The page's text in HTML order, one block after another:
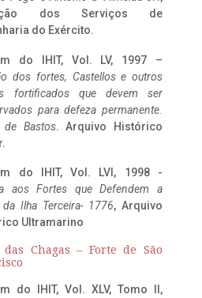
dos Serviços de
do Exército.
do IHIT, Vol. LV, 1997 –
dos fortes, Castellos e outros
fortificados que devem ser
para defeza permanente.
de Bastos. Arquivo Histórico
do IHIT, Vol. LVI, 1998 -
aos Fortes que Defendem a
da Ilha Terceira- 1776, Arquivo
Ultramarino
das Chagas – Forte de São
do IHIT, Vol. XLV, Tomo II,